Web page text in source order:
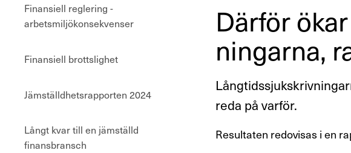
Finansiell reglering -
arbetsmiljökonsekvenser
Finan­si­ell brotts­lig­het
Jämställdhetsrapporten 2024
Långt kvar till en jämställd
finansbransch
Därför
ning­arna,
reda på varför.
Resultaten redovisas i en